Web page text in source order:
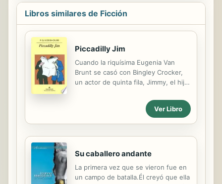
Libros similares de Ficción
Piccadilly Jim
Cuando la riquísima Eugenia Van
Brunt se casó con Bingley Crocker,
un actor de quinta fila, Jimmy, el hijo
Piccadilly Jim, se despidió de su
trabajo. ¿Por qué habría de malgastar
nobiliario para Bingley. Jimmy es un
buena vida, y sus hazañas son
material de los periódicos
Ver Libro
Su caballero andante
La primera vez que se vieron fue en
un campo de batalla.Él creyó que ella